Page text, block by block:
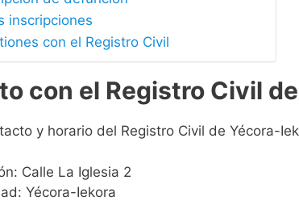
inscripciones
con el Registro Civil
con el Registro Civil
y horario del Registro Civil de Yécora-
Calle La Iglesia 2
Yécora-Iekora